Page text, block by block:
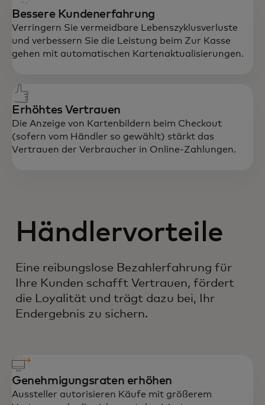
Bessere Kundenerfahrung
Verringern Sie vermeidbare Lebenszyklusverluste
und verbessern Sie die Leistung beim Zur Kasse
gehen mit automatischen Kartenaktualisierungen.
Erhöhtes Vertrauen
Die Anzeige von Kartenbildern beim Checkout
(sofern vom Händler so gewählt) stärkt das
Vertrauen der Verbraucher in Online-Zahlungen.
Händlervorteile
Eine reibungslose Bezahlerfahrung für
Ihre Kunden schafft Vertrauen, fördert
die Loyalität und trägt dazu bei, Ihr
Endergebnis zu sichern.
Genehmigungsraten erhöhen
Aussteller autorisieren Käufe mit größerem